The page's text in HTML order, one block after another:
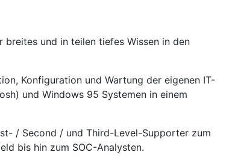
und in teilen tiefes Wissen in den
Konfiguration und Wartung der eigenen IT-
und Windows 95 Systemen in einem
/ Second / und Third-Level-Supporter zum
bis hin zum SOC-Analysten.